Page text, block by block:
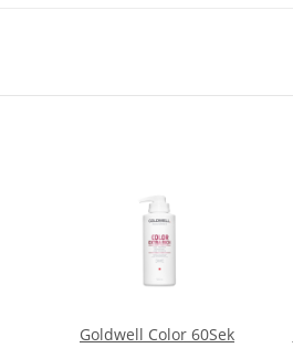
Goldwell Color 60Sek